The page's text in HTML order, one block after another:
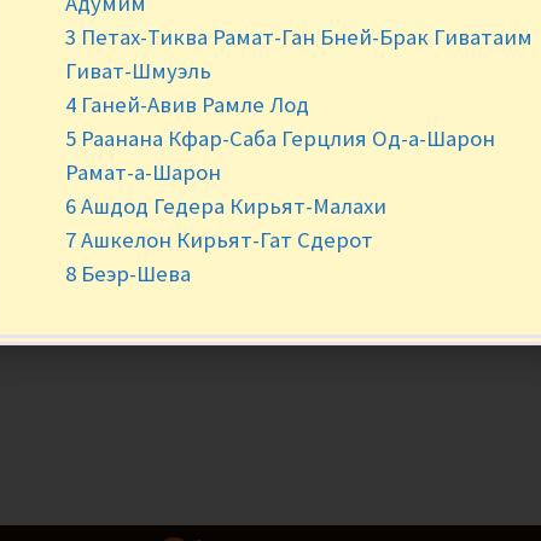
- +
3 Петах-Тиква Рамат-Ган Бней-Брак Гиватаим
Гиват-Шмуэль
4 Ганей-Авив Рамле Лод
5 Раанана Кфар-Саба Герцлия Од-а-Шарон
Рамат-а-Шарон
6 Ашдод Гедера Кирьят-Малахи
7 Ашкелон Кирьят-Гат Сдерот
8 Беэр-Шева